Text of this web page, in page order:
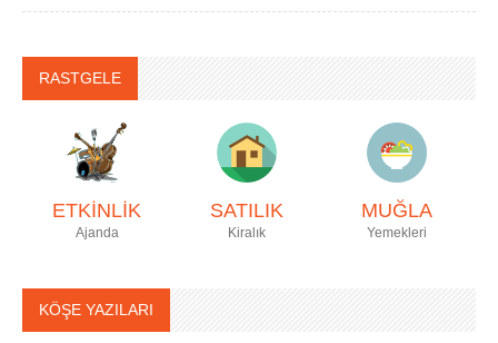
RASTGELE
ETKİNLİK
Ajanda
SATILIK
Kiralık
MUĞLA
Yemekleri
KÖŞE YAZILARI